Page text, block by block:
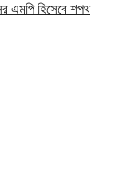
এমপি হিসেবে শপথ